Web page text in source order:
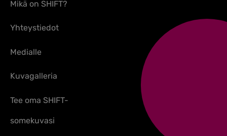
Mikä on SHIFT?
Yhteystiedot
Medialle
Kuvagalleria
Tee oma SHIFT-
somekuvasi